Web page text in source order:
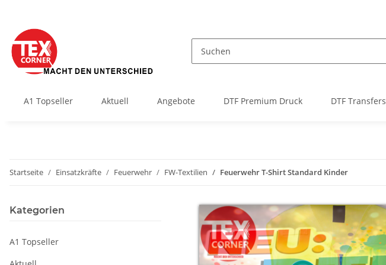
A1 Topseller Aktuell Angebote DTF Premium Druck DTF Transfers
Startseite Einsatzkräfte Feuerwehr FW-Textilien Feuerwehr T-Shirt Standard Kinder
Kategorien
A1 Topseller